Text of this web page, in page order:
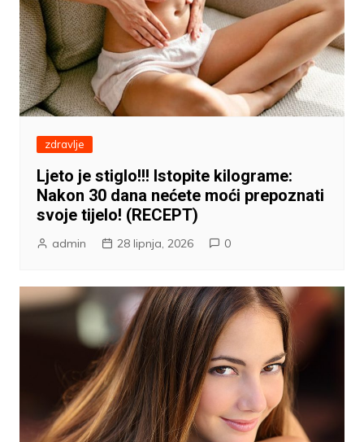
zdravlje
Ljeto je stiglo!!! Istopite kilograme:
Nakon 30 dana nećete moći prepoznati
svoje tijelo! (RECEPT)
admin 28 lipnja, 2026 0